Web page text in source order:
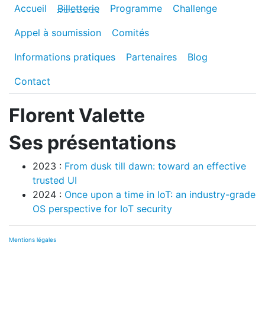
Accueil Billetterie Programme Challenge
Appel à soumission Comités
Informations pratiques Partenaires Blog
Contact
Florent Valette
Ses présentations
2023 : From dusk till dawn: toward an effective
trusted UI
2024 : Once upon a time in IoT: an industry-grade
OS perspective for IoT security
Mentions légales